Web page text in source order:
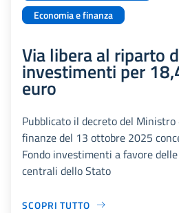
Economia e finanza
Via libera al riparto
investimenti per
euro
Pubblicato il decreto del Ministro
finanze del 13 ottobre 2025
Fondo investimenti a favore
centrali dello Stato
SCOPRI TUTTO